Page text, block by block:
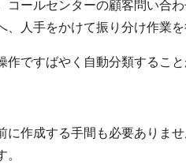
コールセンターの顧客問い合
、人手をかけて振り分け作業
ですばやく自動分類すること
に作成する手間も必要ありま